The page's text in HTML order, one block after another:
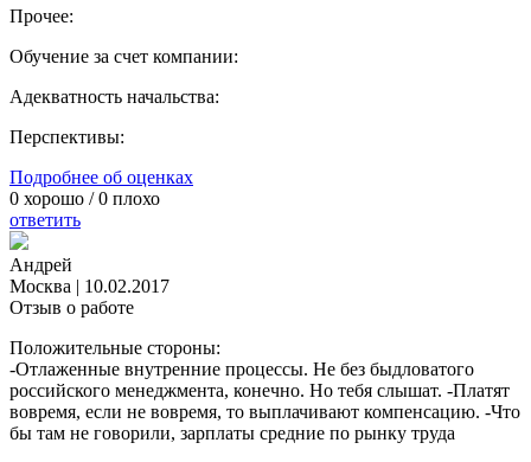
Прочее:
Обучение за счет компании:
Адекватность начальства:
Перспективы:
Подробнее об оценках
0 хорошо /0 плохо
ответить
Андрей
Москва | 10.02.2017
Отзыв о работе
Положительные стороны:
-Отлаженные внутренние процессы. Не без быдловатого
российского менеджмента, конечно. Но тебя слышат. -Платят
вовремя, если не вовремя, то выплачивают компенсацию. -Что
бы там не говорили, зарплаты средние по рынку труда